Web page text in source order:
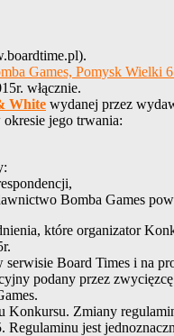
Games, Pomysk Wielki
włącznie.
White wydanej przez
jego trwania:
Bomba Games
które organizator
Board Times i na
podany przez
Zmiany
jest